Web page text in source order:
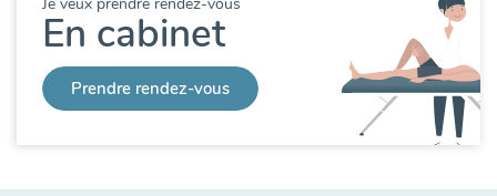
En cabinet
Prendre rendez-vous